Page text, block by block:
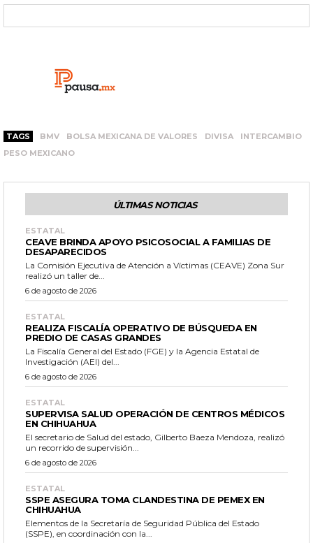
TAGS BMV BOLSA MEXICANA DE VALORES DIVISA
INTERCAMBIO
PESO MEXICANO
ÚLTIMAS NOTICIAS
ESTATAL
CEAVE BRINDA APOYO PSICOSOCIAL A FAMILIAS DE
DESAPARECIDOS
La Comisión Ejecutiva de Atención a Víctimas (CEAVE) Zona Sur
realizó un taller de...
6 de agosto de 2026
ESTATAL
REALIZA FISCALÍA OPERATIVO DE BÚSQUEDA EN
PREDIO DE CASAS GRANDES
La Fiscalía General del Estado (FGE) y la Agencia Estatal de
Investigación (AEI) del...
6 de agosto de 2026
ESTATAL
SUPERVISA SALUD OPERACIÓN DE CENTROS MÉDICOS
EN CHIHUAHUA
El secretario de Salud del estado, Gilberto Baeza Mendoza, realizó
un recorrido de supervisión...
6 de agosto de 2026
ESTATAL
SSPE ASEGURA TOMA CLANDESTINA DE PEMEX EN
CHIHUAHUA
Elementos de la Secretaría de Seguridad Pública del Estado
(SSPE), en coordinación con la...